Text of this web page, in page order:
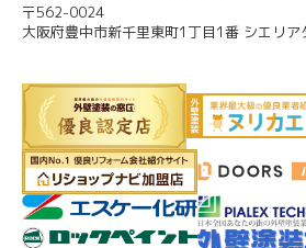
〒562-0024
大阪府豊中市新千里東町1丁目1番 シエリア